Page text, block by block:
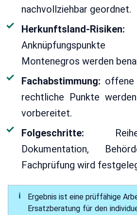
nachvollziehbar geordnet.
Herkunftsland-Risiken:
Montenegros werden
Fachabstimmung: offene
rechtliche Punkte
vorbereitet.
Folgeschritte:
Dokumentation,
Fachprüfung wird
Ergebnis ist eine prüffähige
Ersatzberatung für den